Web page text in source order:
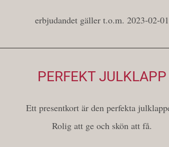
erbjudandet gäller t.o.m. 2023-02-01
PERFEKT JULKLAPP
Ett presentkort är den perfekta
Rolig att ge och skön att få.